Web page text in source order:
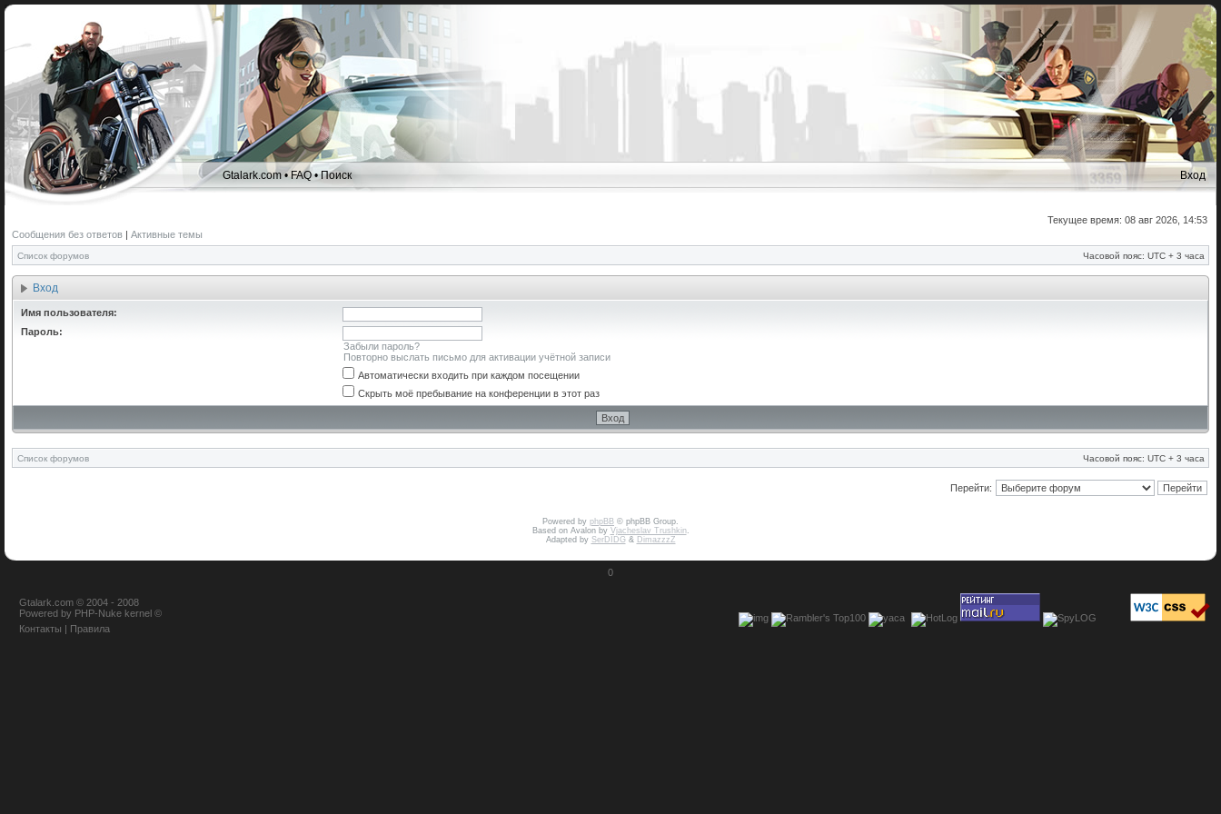
Gtalark.com •FAQ•Поиск Вход
Текущее время: 08 авг 2026, 14:53
Сообщения без ответов | Активные темы
Список форумов Часовой пояс: UTC + 3 часа
Вход
Имя пользователя:
Пароль:
Забыли пароль?
Повторно выслать письмо для активации учётной записи
Автоматически входить при каждом посещении
Скрыть моё пребывание на конференции в этот раз
Список форумов Часовой пояс: UTC + 3 часа
Перейти:
Powered by phpBB © phpBB Group.
Based on Avalon by Vjacheslav Trushkin.
Adapted by SerDIDG& DimazzzZ
0
Gtalark.com © 2004 - 2008
Powered by PHP-Nuke kernel ©
Контакты | Правила